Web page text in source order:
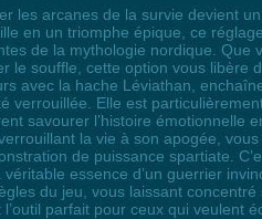
les arcanes de la survie devient
en un triomphe épique, ce
de la mythologie nordique.
le souffle, cette option vous libère
avec la hache Léviathan,
verrouillée. Elle est
savourer l’histoire
la vie à son apogée,
de puissance spartiate.
essence d’un guerrier
du jeu, vous laissant
parfait pour ceux qui veulent